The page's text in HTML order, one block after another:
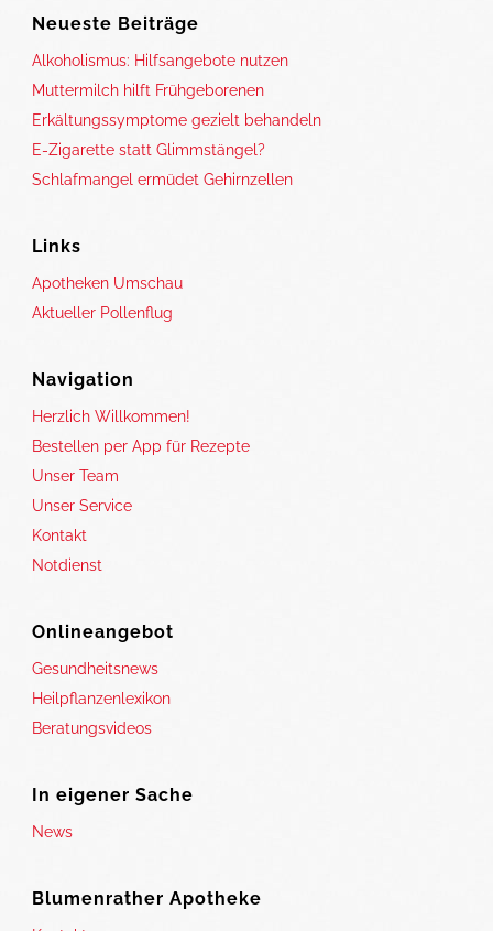
Neueste Beiträge
Alkoholismus: Hilfsangebote nutzen
Muttermilch hilft Frühgeborenen
Erkältungssymptome gezielt behandeln
E-Zigarette statt Glimmstängel?
Schlafmangel ermüdet Gehirnzellen
Links
Apotheken Umschau
Aktueller Pollenflug
Navigation
Herzlich Willkommen!
Bestellen per App für Rezepte
Unser Team
Unser Service
Kontakt
Notdienst
Onlineangebot
Gesundheitsnews
Heilpflanzenlexikon
Beratungsvideos
In eigener Sache
News
Blumenrather Apotheke